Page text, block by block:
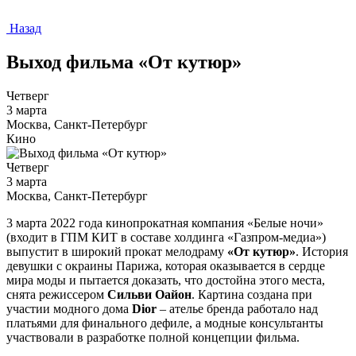
Назад
Выход фильма «От кутюр»
Четверг
3 марта
Москва, Санкт-Петербург
Кино
Четверг
3 марта
Москва, Санкт-Петербург
3 марта 2022 года кинопрокатная компания «Белые ночи»
(входит в ГПМ КИТ в составе холдинга «Газпром-медиа»)
выпустит в широкий прокат мелодраму «От кутюр». История
девушки с окраины Парижа, которая оказывается в сердце
мира моды и пытается доказать, что достойна этого места,
снята режиссером Сильви Оайон. Картина создана при
участии модного дома Dior – ателье бренда работало над
платьями для финального дефиле, а модные консультанты
участвовали в разработке полной концепции фильма.